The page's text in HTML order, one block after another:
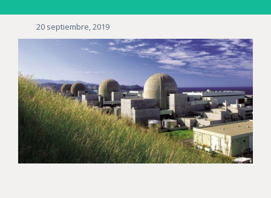
20 septiembre, 2019